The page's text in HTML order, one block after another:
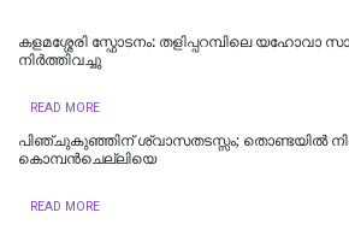
കളമശ്ശേരി സ്ഫോടനം: തളിപ്പറമ്പിലെ യഹോവാ
നിർത്തിവച്ചു
READ MORE
പിഞ്ചുകുഞ്ഞിന് ശ്വാസതടസ്സം; തൊണ്ടയിൽ
കൊമ്പൻചെല്ലിയെ
READ MORE